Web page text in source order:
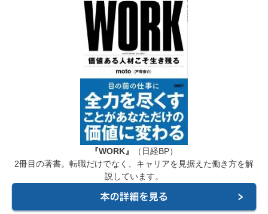
『WORK』
（日経BP）
2冊目の著書。転職だけでなく、キャリアを見据えた働き方を解
説しています。